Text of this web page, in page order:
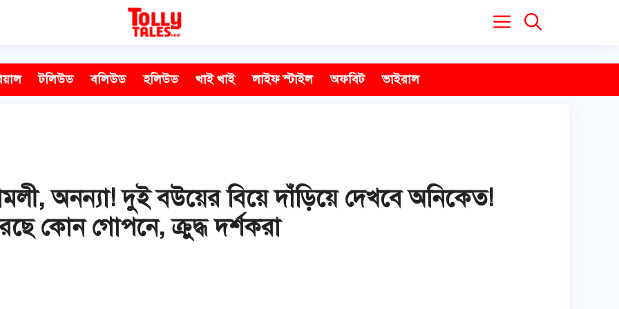
টলিউড বলিউড হলিউড খাই খাই লাইফ স্টাইল অফবিট ভাইরাল
অনন্যা! দুই বউয়ের বিয়ে দাঁড়িয়ে দেখবে অনিকেত!
কোন গোপনে, ক্রুদ্ধ দর্শকরা